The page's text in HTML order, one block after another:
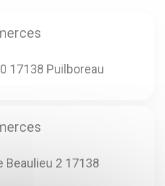
17138 Puilboreau
Beaulieu 2 17138